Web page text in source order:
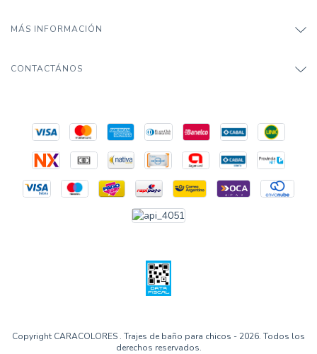
MÁS INFORMACIÓN
CONTACTÁNOS
Copyright CARACOLORES . Trajes de baño para chicos - 2026. Todos los
derechos reservados.